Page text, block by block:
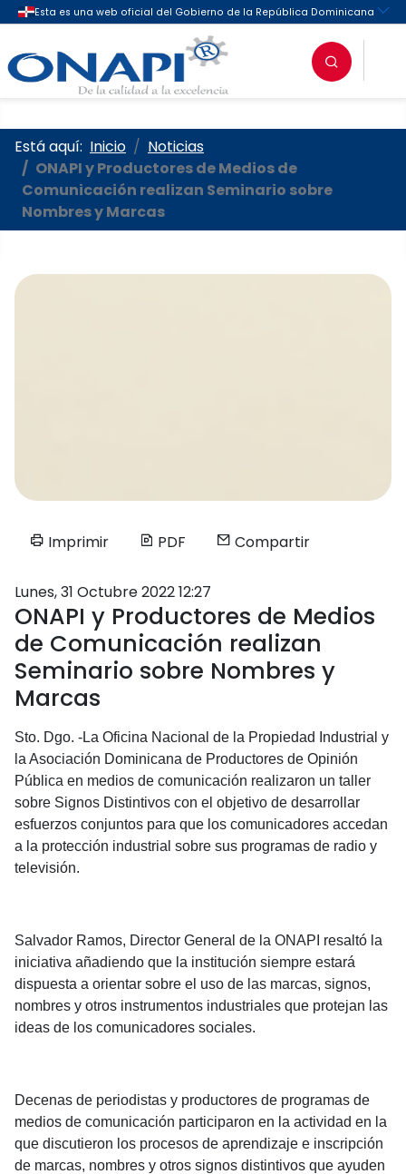
Oficina Nacional de la
Está aquí: Inicio
Noticias
ONAPI y Productores de Medios de
Comunicación realizan Seminario sobre
Nombres y Marcas
Imprimir PDF Compartir
Lunes, 31 Octubre 2022 12:27
ONAPI y Productores de Medios
de Comunicación realizan
Seminario sobre Nombres y
Marcas
Sto. Dgo. -La Oficina Nacional de la Propiedad Industrial y
la Asociación Dominicana de Productores de Opinión
Pública en medios de comunicación realizaron un taller
sobre Signos Distintivos con el objetivo de desarrollar
esfuerzos conjuntos para que los comunicadores accedan
a la protección industrial sobre sus programas de radio y
televisión.
Salvador Ramos, Director General de la ONAPI resaltó la
iniciativa añadiendo que la institución siempre estará
dispuesta a orientar sobre el uso de las marcas, signos,
nombres y otros instrumentos industriales que protejan las
ideas de los comunicadores sociales.
Decenas de periodistas y productores de programas de
medios de comunicación participaron en la actividad en la
que discutieron los procesos de aprendizaje e inscripción
de marcas, nombres y otros signos distintivos que ayuden